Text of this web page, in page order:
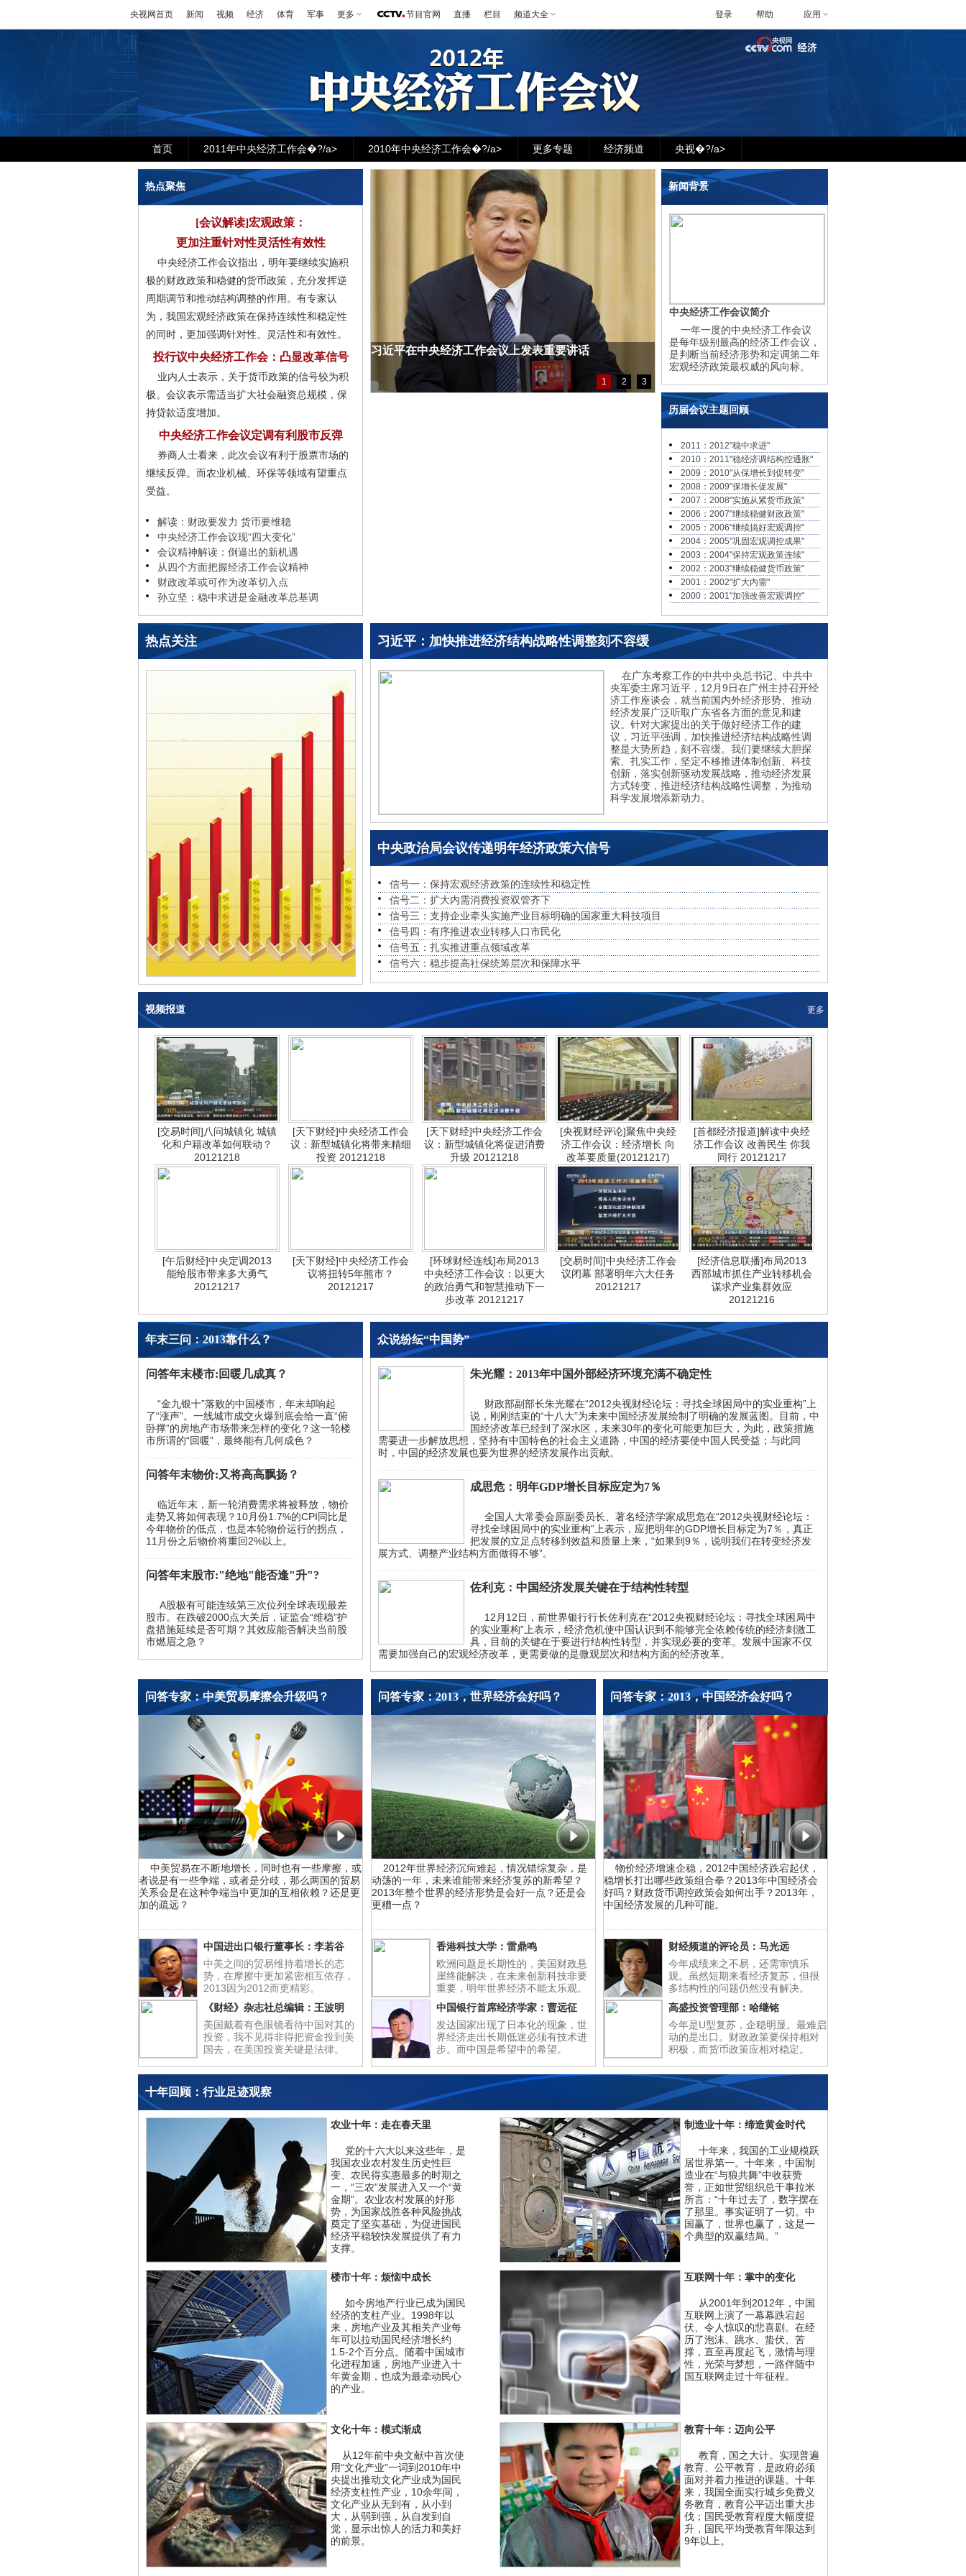
央视网首页 新闻 视频 经济 体育 军事 更多 节目官网 直播 栏目 频道大全 帮助 应用
登录
首页 2011年中央经济工作会�?/a> 2010年中央经济工作会�?/a> 更多专题 经济频道 央视�?/a>
热点聚焦
[会议解读]宏观政策：
更加注重针对性灵活性有效性
中央经济工作会议指出，明年要继续实施积
极的财政政策和稳健的货币政策，充分发挥逆
周期调节和推动结构调整的作用。有专家认
为，我国宏观经济政策在保持连续性和稳定性
的同时，更加强调针对性、灵活性和有效性。
投行议中央经济工作会：凸显改革信号
业内人士表示，关于货币政策的信号较为积
极。会议表示需适当扩大社会融资总规模，保
持贷款适度增加。
中央经济工作会议定调有利股市反弹
券商人士看来，此次会议有利于股票市场的
继续反弹。而农业机械、环保等领域有望重点
受益。
解读：财政要发力 货币要维稳
中央经济工作会议现“四大变化”
会议精神解读：倒逼出的新机遇
从四个方面把握经济工作会议精神
财政改革或可作为改革切入点
孙立坚：稳中求进是金融改革总基调
习近平在中央经济工作会议上发表重要讲话
1 2 3
新闻背景
中央经济工作会议简介
一年一度的中央经济工作会议
是每年级别最高的经济工作会议，
是判断当前经济形势和定调第二年
宏观经济政策最权威的风向标。
历届会议主题回顾
2011：2012"稳中求进"
2010：2011"稳经济调结构控通胀"
2009：2010"从保增长到促转变"
2008：2009"保增长促发展"
2007：2008"实施从紧货币政策"
2006：2007"继续稳健财政政策"
2005：2006"继续搞好宏观调控"
2004：2005"巩固宏观调控成果"
2003：2004"保持宏观政策连续"
2002：2003"继续稳健货币政策"
2001：2002"扩大内需"
2000：2001"加强改善宏观调控"
热点关注 习近平：加快推进经济结构战略性调整刻不容缓
在广东考察工作的中共中央总书记、中共中
央军委主席习近平，12月9日在广州主持召开经
济工作座谈会，就当前国内外经济形势、推动
经济发展广泛听取广东省各方面的意见和建
议。针对大家提出的关于做好经济工作的建
议，习近平强调，加快推进经济结构战略性调
整是大势所趋，刻不容缓。我们要继续大胆探
索、扎实工作，坚定不移推进体制创新、科技
创新，落实创新驱动发展战略，推动经济发展
方式转变，推进经济结构战略性调整，为推动
科学发展增添新动力。
中央政治局会议传递明年经济政策六信号
信号一：保持宏观经济政策的连续性和稳定性
信号二：扩大内需消费投资双管齐下
信号三：支持企业牵头实施产业目标明确的国家重大科技项目
信号四：有序推进农业转移人口市民化
信号五：扎实推进重点领域改革
信号六：稳步提高社保统筹层次和保障水平
视频报道 更多
[交易时间]八问城镇化 城镇
化和户籍改革如何联动？
20121218
[天下财经]中央经济工作会
议：新型城镇化将带来精细
投资 20121218
[天下财经]中央经济工作会
议：新型城镇化将促进消费
升级 20121218
[央视财经评论]聚焦中央经
济工作会议：经济增长 向
改革要质量(20121217)
[首都经济报道]解读中央经
济工作会议 改善民生 你我
同行 20121217
[午后财经]中央定调2013
能给股市带来多大勇气
20121217
[天下财经]中央经济工作会
议将扭转5年熊市？
20121217
[环球财经连线]布局2013
中央经济工作会议：以更大
的政治勇气和智慧推动下一
步改革 20121217
[交易时间]中央经济工作会
议闭幕 部署明年六大任务
20121217
[经济信息联播]布局2013
西部城市抓住产业转移机会
谋求产业集群效应
20121216
年末三问：2013靠什么？
问答年末楼市:回暖几成真？
“金九银十”落败的中国楼市，年末却响起
了“涨声”。一线城市成交火爆到底会给一直“俯
卧撑”的房地产市场带来怎样的变化？这一轮楼
市所谓的“回暖”，最终能有几何成色？
问答年末物价:又将高高飘扬？
临近年末，新一轮消费需求将被释放，物价
走势又将如何表现？10月份1.7%的CPI同比是
今年物价的低点，也是本轮物价运行的拐点，
11月份之后物价将重回2%以上。
问答年末股市:"绝地"能否逢"升"?
A股极有可能连续第三次位列全球表现最差
股市。在跌破2000点大关后，证监会“维稳”护
盘措施延续是否可期？其效应能否解决当前股
市燃眉之急？
众说纷纭“中国势”
朱光耀：2013年中国外部经济环境充满不确定性
财政部副部长朱光耀在“2012央视财经论坛：寻找全球困局中的实业重构”上
说，刚刚结束的“十八大”为未来中国经济发展绘制了明确的发展蓝图。目前，中
国经济改革已经到了深水区，未来30年的变化可能更加巨大，为此，政策措施
需要进一步解放思想，坚持有中国特色的社会主义道路，中国的经济要使中国人民受益；与此同
时，中国的经济发展也要为世界的经济发展作出贡献。
成思危：明年GDP增长目标应定为7％
全国人大常委会原副委员长、著名经济学家成思危在“2012央视财经论坛：
寻找全球困局中的实业重构”上表示，应把明年的GDP增长目标定为7％，真正
把发展的立足点转移到效益和质量上来，“如果到9％，说明我们在转变经济发
展方式、调整产业结构方面做得不够”。
佐利克：中国经济发展关键在于结构性转型
12月12日，前世界银行行长佐利克在“2012央视财经论坛：寻找全球困局中
的实业重构”上表示，经济危机使中国认识到不能够完全依赖传统的经济刺激工
具，目前的关键在于要进行结构性转型，并实现必要的变革。发展中国家不仅
需要加强自己的宏观经济改革，更需要做的是微观层次和结构方面的经济改革。
问答专家：中美贸易摩擦会升级吗？
中美贸易在不断地增长，同时也有一些摩擦，或
者说是有一些争端，或者是分歧，那么两国的贸易
关系会是在这种争端当中更加的互相依赖？还是更
加的疏远？
中国进出口银行董事长：李若谷
中美之间的贸易维持着增长的态
势，在摩擦中更加紧密相互依存，
2013因为2012而更精彩。
《财经》杂志社总编辑：王波明
美国戴着有色眼镜看待中国对其的
投资，我不见得非得把资金投到美
国去，在美国投资关键是法律。
问答专家：2013，世界经济会好吗？
2012年世界经济沉疴难起，情况错综复杂，是
动荡的一年，未来谁能带来经济复苏的新希望？
2013年整个世界的经济形势是会好一点？还是会
更糟一点？
香港科技大学：雷鼎鸣
欧洲问题是长期性的，美国财政悬
崖终能解决，在未来创新科技非要
重要，明年世界经济不能太乐观。
中国银行首席经济学家：曹远征
发达国家出现了日本化的现象，世
界经济走出长期低迷必须有技术进
步。而中国是希望中的希望。
问答专家：2013，中国经济会好吗？
物价经济增速企稳，2012中国经济跌宕起伏，
稳增长打出哪些政策组合拳？2013年中国经济会
好吗？财政货币调控政策会如何出手？2013年，
中国经济发展的几种可能。
财经频道的评论员：马光远
今年成绩来之不易，还需审慎乐
观。虽然短期来看经济复苏，但很
多结构性的问题仍然没有解决。
高盛投资管理部：哈继铭
今年是U型复苏，企稳明显。最难启
动的是出口。财政政策要保持相对
积极，而货币政策应相对稳定。
十年回顾：行业足迹观察
农业十年：走在春天里
党的十六大以来这些年，是
我国农业农村发生历史性巨
变、农民得实惠最多的时期之
一，“三农”发展进入又一个“黄
金期”。农业农村发展的好形
势，为国家战胜各种风险挑战
奠定了坚实基础，为促进国民
经济平稳较快发展提供了有力
支撑。
制造业十年：缔造黄金时代
十年来，我国的工业规模跃
居世界第一。十年来，中国制
造业在“与狼共舞”中收获赞
誉，正如世贸组织总干事拉米
所言：“十年过去了，数字摆在
了那里。事实证明了一切。中
国赢了，世界也赢了，这是一
个典型的双赢结局。”
楼市十年：烦恼中成长
如今房地产行业已成为国民
经济的支柱产业。1998年以
来，房地产业及其相关产业每
年可以拉动国民经济增长约
1.5-2个百分点。随着中国城市
化进程加速，房地产业进入十
年黄金期，也成为最牵动民心
的产业。
互联网十年：掌中的变化
从2001年到2012年，中国
互联网上演了一幕幕跌宕起
伏、令人惊叹的悲喜剧。在经
历了泡沫、跳水、蛰伏、苦
撑，直至再度起飞，激情与理
性，光荣与梦想，一路伴随中
国互联网走过十年征程。
文化十年：模式渐成
从12年前中央文献中首次使
用“文化产业”一词到2010年中
央提出推动文化产业成为国民
经济支柱性产业，10余年间，
文化产业从无到有，从小到
大，从弱到强，从自发到自
觉，显示出惊人的活力和美好
的前景。
教育十年：迈向公平
教育，国之大计。实现普遍
教育、公平教育，是政府必须
面对并着力推进的课题。十年
来，我国全面实行城乡免费义
务教育，教育公平迈出重大步
伐；国民受教育程度大幅度提
升，国民平均受教育年限达到
9年以上。